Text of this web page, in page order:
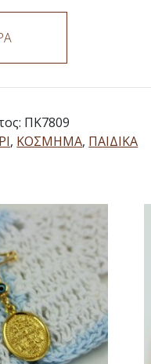
ΠΚ7809
, ΚΟΣΜΗΜΑ, ΠΑΙΔΙΚΑ